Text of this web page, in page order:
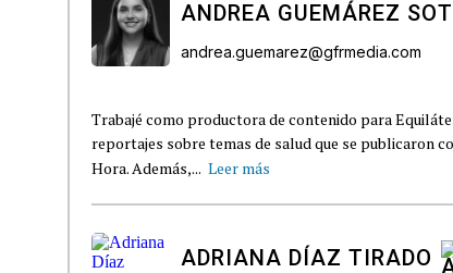
ANDREA GUEMÁREZ
andrea.guemarez@gfrmedia.com
Trabajé como productora de contenido para
reportajes sobre temas de salud que se publicaron
Hora. Además,... Leer más
ADRIANA DÍAZ TIRADO